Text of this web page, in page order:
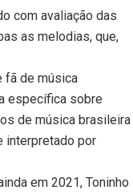
com avaliação das
as melodias, que,
fã de música
específica sobre
de música brasileira
interpretado por
em 2021, Toninho